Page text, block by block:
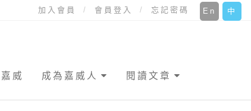
中
En
加入會員 會員登入 忘記密碼
威 成為嘉威人 閱讀文章